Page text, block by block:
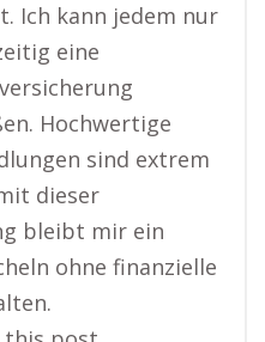
Ich kann jedem nur
eine
Hochwertige
sind extrem
dieser
bleibt mir ein
ohne finanzielle